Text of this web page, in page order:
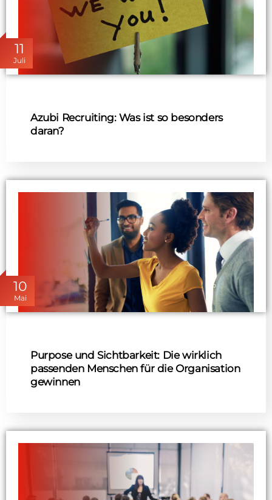
11
Juli
Azubi Recruiting: Was ist so besonders
daran?
10
Mai
Purpose und Sichtbarkeit: Die wirklich
passenden Menschen für die Organisation
gewinnen